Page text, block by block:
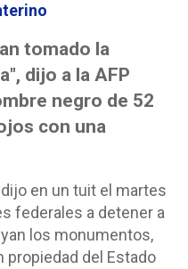
tomado la
dijo a la AFP
negro de 52
con una
en un tuit el martes
federales a detener a
los monumentos,
propiedad del Estado